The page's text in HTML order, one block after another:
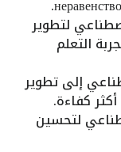
لتطوير
التعلم
إلى تطوير
كفاءة.
لتحسين